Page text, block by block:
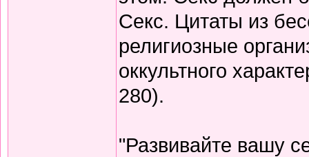
Секс. Цитаты из
религиозные
оккультного
280).
"Развивайте вашу